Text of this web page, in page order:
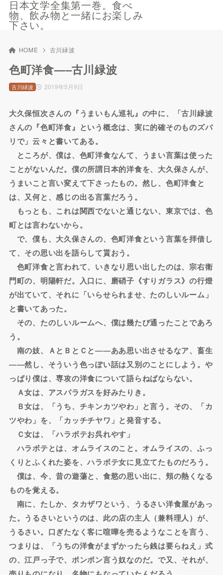
日本文学全集第一巻。食べ
物、飲み物と一緒にお楽しみ
下さい。
HOME 古川緑波
色町洋食—–古川緑波
2019年5月9日
古川緑波
大久保恒次さんの『うまいもん巡礼』の中に、「古川緑波
さんの『色町洋食』という概念は、実に的確そのものズバ
リで」云々と書いてある。
ところが、僕は、色町洋食なんて、うまい言葉は使った
ことがないんだ。僕の所謂日本的洋食を、大久保さんが、
うまいこと言い変えて下さったもの。然し、色町洋食と
は、又何と、感じの出る言葉だろう。
もっとも、これは関西でないと通じない、東京では、色
町とは言わないから。
で、僕も、大久保さんの、色町洋食という言葉を拝借し
て、その思い出を語らして貰おう。
色町洋食と言われて、いきなり思い出したのは、宗右衛
門町の、明陽軒だ。入口に、磨硝子《すりガラス》の行燈
が出ていて、それに「いらせられませ、たのしいルーム」
と書いてあった。
その、たのしいルームへ、僕は幾たび通ったことであろ
う。
南の妓、ＡとＢとＣと――ああ思い出させるなア、畜生
――然し、そういう色っぽい話は又別のことにしよう。や
っぱり僕は、専攻の洋食について語らねばならない。
Ａ女は、アスパラガスを好みたりき。
Ｂ女は、「うち、チキンカツやわ」と言う。その、「カ
ツやわ」を、「カッチチヤワ」と発音する。
Ｃ女は、「ハラボテお呉れやす」
ハラボテとは、オムライスのこと。オムライスの、ふっ
くりとふくれた姿を、ハラボテ女に見立てたものだろう。
僕は、今、昔の遊蕩と、食慾の思い出に、頬の熱くなる
ものを覚える。
南に、たしか、タカザワという、うるさい洋食屋があっ
た。うるさいというのは、此の店の主人（兼料理人）が、
うるさい。口ぎたなく客に喧嘩を売るようなことを言う、
つまりは、「うちの洋食がまずかったら銭は要らねえ」式
の、江戸っ子で、ポンポン言う奴なのだ。で又、それが、